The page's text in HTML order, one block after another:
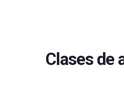
Clases de